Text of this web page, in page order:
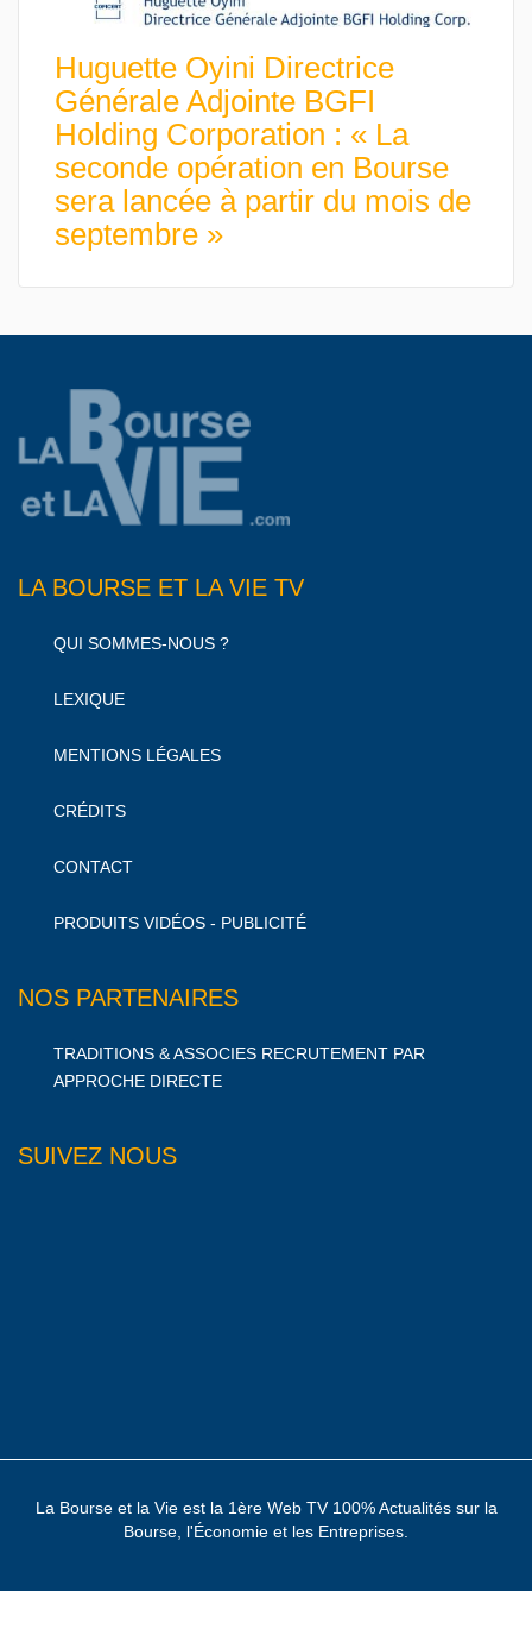
Huguette Oyini Directrice
Générale Adjointe BGFI
Holding Corporation : « La
seconde opération en Bourse
sera lancée à partir du mois de
septembre »
LA BOURSE ET LA VIE TV
QUI SOMMES-NOUS ?
LEXIQUE
MENTIONS LÉGALES
CRÉDITS
CONTACT
PRODUITS VIDÉOS - PUBLICITÉ
NOS PARTENAIRES
TRADITIONS & ASSOCIES RECRUTEMENT PAR
APPROCHE DIRECTE
SUIVEZ NOUS
La Bourse et la Vie est la 1ère Web TV 100% Actualités sur la
Bourse, l'Économie et les Entreprises.